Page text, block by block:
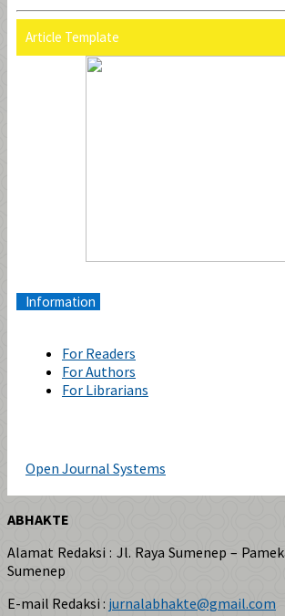
Article Template
Information
For Readers
For Authors
For Librarians
Open Journal Systems
ABHAKTE
Alamat Redaksi : Jl. Raya Sumenep –
Sumenep
E-mail Redaksi : jurnalabhakte@gmail.com